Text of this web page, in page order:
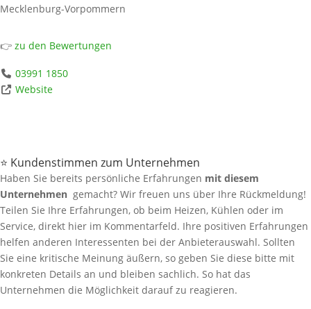
Mecklenburg-Vorpommern
👉 zu den Bewertungen
03991 1850
Website
⭐ Kundenstimmen zum Unternehmen
Haben Sie bereits persönliche Erfahrungen mit diesem
Unternehmen gemacht? Wir freuen uns über Ihre Rückmeldung!
Teilen Sie Ihre Erfahrungen, ob beim Heizen, Kühlen oder im
Service, direkt hier im Kommentarfeld. Ihre positiven Erfahrungen
helfen anderen Interessenten bei der Anbieterauswahl. Sollten
Sie eine kritische Meinung äußern, so geben Sie diese bitte mit
konkreten Details an und bleiben sachlich. So hat das
Unternehmen die Möglichkeit darauf zu reagieren.